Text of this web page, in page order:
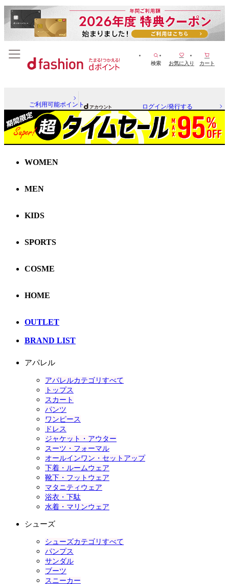
検索 お気に入り カート
ご利用可能ポイント ログイン/発行する
WOMEN
MEN
KIDS
SPORTS
COSME
HOME
OUTLET
BRAND LIST
アパレル
アパレルカテゴリすべて
トップス
スカート
パンツ
ワンピース
ドレス
ジャケット・アウター
スーツ・フォーマル
オールインワン・セットアップ
下着・ルームウェア
靴下・フットウェア
マタニティウェア
浴衣・下駄
水着・マリンウェア
シューズ
シューズカテゴリすべて
パンプス
サンダル
ブーツ
スニーカー